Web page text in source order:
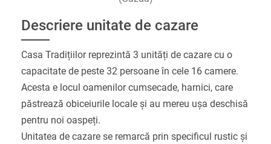
Descriere unitate de cazare
Casa Tradițiilor reprezintă 3 unități de cazare cu o
capacitate de peste 32 persoane în cele 16 camere.
Acesta e locul oamenilor cumsecade, harnici, care
păstrează obiceiurile locale și au mereu ușa deschisă
pentru noi oaspeți.
Unitatea de cazare se remarcă prin specificul rustic și